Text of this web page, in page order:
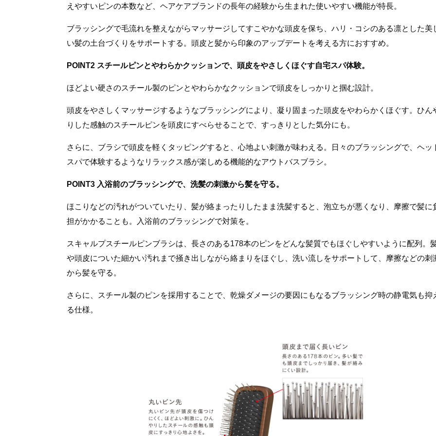
えやすいピンの本数など、ヘアケアブランドの長年の経験から生まれた使いやすい機能が特長。
ブラッシングで毛流れを整えながらマッサージしてすこやかな頭皮を保ち、ハリ・コシのある凛とした美
い髪の土台づくりをサポートする。頭皮と髪から印象のアップデートを考える方におすすめ。
POINT2 スチールピンとやわらかクッションで、頭皮をやさしくほぐす自宅スパ体験。
ほどよい硬さのスチール製のピンとやわらかなクッションで頭皮をしっかりと掴む設計。
頭皮をやさしくマッサージするようなブラッシングにより、凝り固まった頭皮をやわらかくほぐす。ひん
りした感触のスチールピンを頭皮にすべらせることで、すっきりとした気分にも。
さらに、ブラシで頭皮を軽くタッピングすると、心地よい刺激が味わえる。日々のブラッシングで、ヘッ
スパで体験するようなリラックス感が楽しめる機能的なアウトバスブラシ。
POINT3 入浴前のブラッシングで、洗髪の刺激から髪を守る。
ほこりなどの汚れがついていたり、髪が絡まったりしたまま洗髪すると、泡立ちが悪くなり、摩擦で髪に
担がかかることも。入浴前のブラッシングで対策を。
スキャルプスチールピンブラシは、長さのある178本のピンをどんな髪質でもほぐしやすいように配列。
や頭皮についた細かい汚れまで掻き出しながら絡まりをほぐし、洗い流しをサポートして、摩擦などの刺
から髪を守る。
さらに、スチール製のピンを採用することで、乾燥ダメージの要因にもなるブラッシング時の静電気も抑
る仕様。